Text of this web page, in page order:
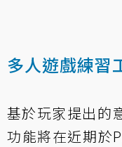
多人遊戲練習
基於玩家提出的
功能將在近期於